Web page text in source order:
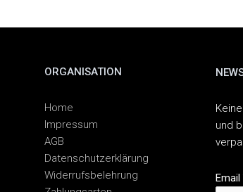
ORGANISATION
Home
Impressum
AGB
Datenschutzerklärung
Widerrufsbelehrung
und
Email